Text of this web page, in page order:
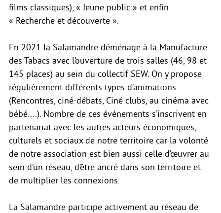
films classiques), « Jeune public » et enfin
« Recherche et découverte ».
En 2021 la Salamandre déménage à la Manufacture
des Tabacs avec l’ouverture de trois salles (46, 98 et
145 places) au sein du collectif SEW. On y propose
régulièrement différents types d’animations
(Rencontres, ciné-débats, Ciné clubs, au cinéma avec
bébé….). Nombre de ces événements s’inscrivent en
partenariat avec les autres acteurs économiques,
culturels et sociaux de notre territoire car la volonté
de notre association est bien aussi celle d’œuvrer au
sein d’un réseau, d’être ancré dans son territoire et
de multiplier les connexions.
La Salamandre participe activement au réseau de